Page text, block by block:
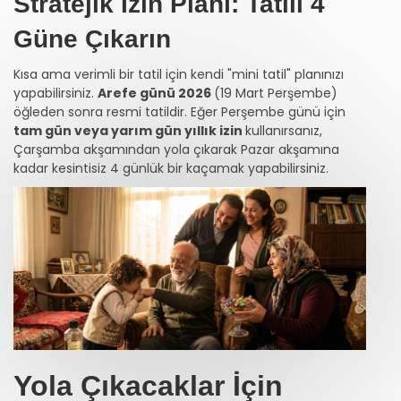
Güne Çıkarın
Kısa ama verimli bir tatil için kendi "mini tatil" planınızı
yapabilirsiniz. Arefe günü 2026 (19 Mart Perşembe)
öğleden sonra resmi tatildir. Eğer Perşembe günü için
tam gün veya yarım gün yıllık izin kullanırsanız,
Çarşamba akşamından yola çıkarak Pazar akşamına
kadar kesintisiz 4 günlük bir kaçamak yapabilirsiniz.
Yola Çıkacaklar İçin